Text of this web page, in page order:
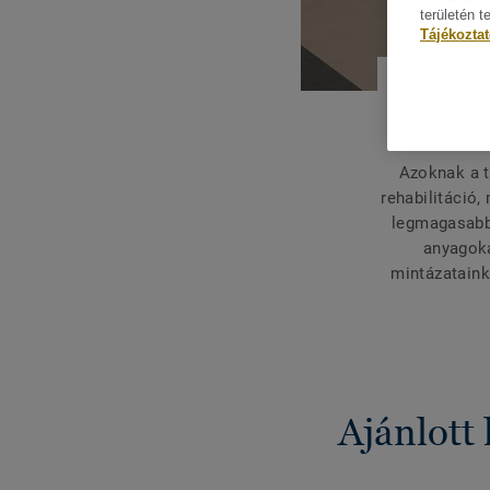
Azoknak a
rehabilitáció,
Ajánlott
területén